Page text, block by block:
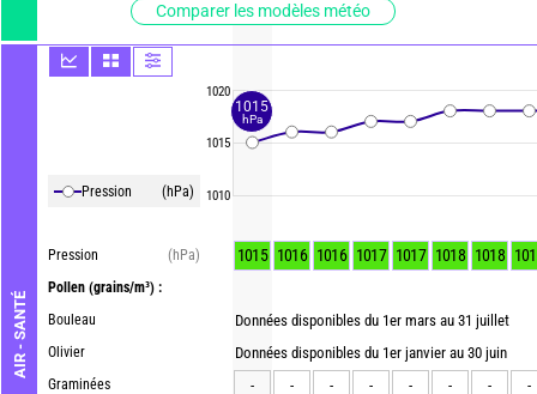
Comparer les modèles météo
AIR - SANTÉ
Pression (hPa)
Pression
(hPa)
Pollen (grains/m³) :
Bouleau
Olivier
Graminées
1020
1015
1010
1015 1016 1016 1017 1017 1018 1018
Données disponibles du 1er mars au 31 juillet
Données disponibles du 1er janvier au 30 juin
-
- - - - - -
-
1015
hPa